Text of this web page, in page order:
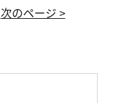
次のページ >